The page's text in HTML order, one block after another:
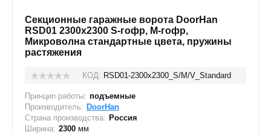
Секционные гаражные ворота DoorHan
RSD01 2300x2300 S-гофр, M-гофр,
Микроволна стандартные цвета, пружины
растяжения
КОД: RSD01-2300х2300_S/M/V_Standard
Принцип работы: подъемные
Производитель: DoorHan
Страна производства: Россия
Ширина: 2300 мм